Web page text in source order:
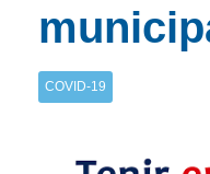
et d’animations
COVID-19